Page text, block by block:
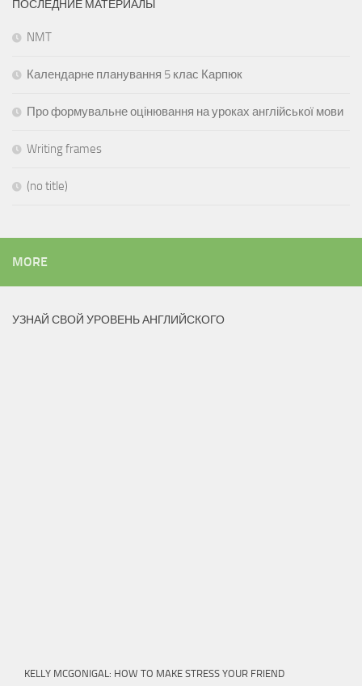
ПОСЛЕДНИЕ МАТЕРИАЛЫ
NMT
Календарне планування 5 клас Карпюк
Про формувальне оцінювання на уроках англійської мови
Writing frames
(no title)
MORE
УЗНАЙ СВОЙ УРОВЕНЬ АНГЛИЙСКОГО
KELLY MCGONIGAL: HOW TO MAKE STRESS YOUR FRIEND